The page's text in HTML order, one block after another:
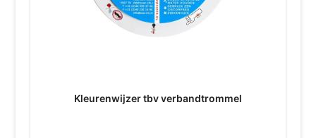
Kleurenwijzer tbv verbandtrommel